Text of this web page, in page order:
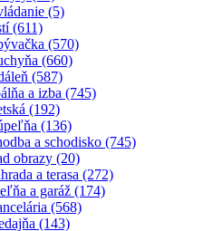
(5)
(611)
(570)
(660)
(587)
a izba (745)
(192)
(136)
a schodisko (745)
obrazy (20)
a terasa (272)
a garáž (174)
(568)
(143)